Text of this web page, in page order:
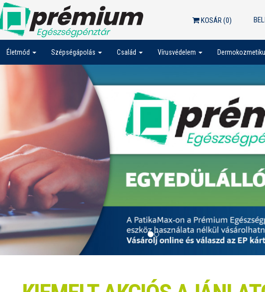
KOSÁR (0)
Életmód Szépségápolás Család Vírusvédelem